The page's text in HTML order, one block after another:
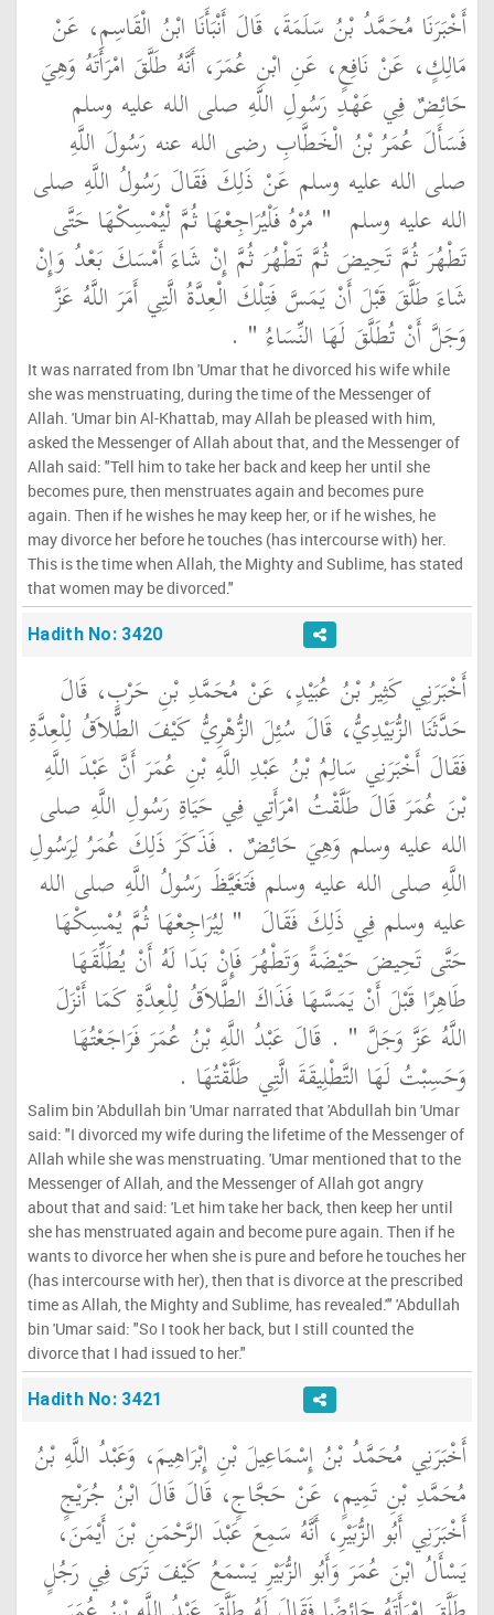
أَخْبَرَنَا مُحَمَّدُ بْنُ سَلَمَةَ، قَالَ أَنْبَأَنَا ابْنُ الْقَاسِمِ، عَنْ
مَالِكٍ، عَنْ نَافِعٍ، عَنِ ابْنِ عُمَرَ، أَنَّهُ طَلَّقَ امْرَأَتَهُ وَهِيَ
حَائِضٌ فِي عَهْدِ رَسُولِ اللَّهِ صلى الله عليه وسلم
فَسَأَلَ عُمَرُ بْنُ الْخَطَّابِ رضى الله عنه رَسُولَ اللَّهِ
صلى الله عليه وسلم عَنْ ذَلِكَ فَقَالَ رَسُولُ اللَّهِ صلى
الله عليه وسلم ‏ "‏ مُرْهُ فَلْيُرَاجِعْهَا ثُمَّ لْيُمْسِكْهَا حَتَّى
تَطْهُرَ ثُمَّ تَحِيضَ ثُمَّ تَطْهُرَ ثُمَّ إِنْ شَاءَ أَمْسَكَ بَعْدُ وَإِنْ
شَاءَ طَلَّقَ قَبْلَ أَنْ يَمَسَّ فَتِلْكَ الْعِدَّةُ الَّتِي أَمَرَ اللَّهُ عَزَّ
وَجَلَّ أَنْ تُطَلَّقَ لَهَا النِّسَاءُ ‏" ‏ ‏.‏
It was narrated from Ibn 'Umar that he divorced his wife while
she was menstruating, during the time of the Messenger of
Allah. 'Umar bin Al-Khattab, may Allah be pleased with him,
asked the Messenger of Allah about that, and the Messenger of
Allah said: "Tell him to take her back and keep her until she
becomes pure, then menstruates again and becomes pure
again. Then if he wishes he may keep her, or if he wishes, he
may divorce her before he touches (has intercourse with) her.
This is the time when Allah, the Mighty and Sublime, has stated
that women may be divorced."
Hadith No: 3420
أَخْبَرَنِي كَثِيرُ بْنُ عُبَيْدٍ، عَنْ مُحَمَّدِ بْنِ حَرْبٍ، قَالَ
حَدَّثَنَا الزُّبَيْدِيُّ، قَالَ سُئِلَ الزُّهْرِيُّ كَيْفَ الطَّلاَقُ لِلْعِدَّةِ
فَقَالَ أَخْبَرَنِي سَالِمُ بْنُ عَبْدِ اللَّهِ بْنِ عُمَرَ أَنَّ عَبْدَ اللَّهِ
بْنَ عُمَرَ قَالَ طَلَّقْتُ امْرَأَتِي فِي حَيَاةِ رَسُولِ اللَّهِ صلى
الله عليه وسلم وَهِيَ حَائِضٌ ‏.‏ فَذَكَرَ ذَلِكَ عُمَرُ لِرَسُولِ
اللَّهِ صلى الله عليه وسلم فَتَغَيَّظَ رَسُولُ اللَّهِ صلى الله
عليه وسلم فِي ذَلِكَ فَقَالَ ‏ "‏ لِيُرَاجِعْهَا ثُمَّ يُمْسِكْهَا
حَتَّى تَحِيضَ حَيْضَةً وَتَطْهُرَ فَإِنْ بَدَا لَهُ أَنْ يُطَلِّقَهَا
طَاهِرًا قَبْلَ أَنْ يَمَسَّهَا فَذَاكَ الطَّلاَقُ لِلْعِدَّةِ كَمَا أَنْزَلَ
اللَّهُ عَزَّ وَجَلَّ ‏" ‏ ‏.‏ قَالَ عَبْدُ اللَّهِ بْنُ عُمَرَ فَرَاجَعْتُهَا
وَحَسِبْتُ لَهَا التَّطْلِيقَةَ الَّتِي طَلَّقْتُهَا ‏.‏
Salim bin 'Abdullah bin 'Umar narrated that 'Abdullah bin 'Umar
said: "I divorced my wife during the lifetime of the Messenger of
Allah while she was menstruating. 'Umar mentioned that to the
Messenger of Allah, and the Messenger of Allah got angry
about that and said: 'Let him take her back, then keep her until
she has menstruated again and become pure again. Then if he
wants to divorce her when she is pure and before he touches her
(has intercourse with her), then that is divorce at the prescribed
time as Allah, the Mighty and Sublime, has revealed.'" 'Abdullah
bin 'Umar said: "So I took her back, but I still counted the
divorce that I had issued to her."
Hadith No: 3421
أَخْبَرَنِي مُحَمَّدُ بْنُ إِسْمَاعِيلَ بْنِ إِبْرَاهِيمَ، وَعَبْدُ اللَّهِ بْنُ
مُحَمَّدِ بْنِ تَمِيمٍ، عَنْ حَجَّاجٍ، قَالَ قَالَ ابْنُ جُرَيْجٍ
أَخْبَرَنِي أَبُو الزُّبَيْرِ، أَنَّهُ سَمِعَ عَبْدَ الرَّحْمَنِ بْنَ أَيْمَنَ،
يَسْأَلُ ابْنَ عُمَرَ وَأَبُو الزُّبَيْرِ يَسْمَعُ كَيْفَ تَرَى فِي رَجُلٍ